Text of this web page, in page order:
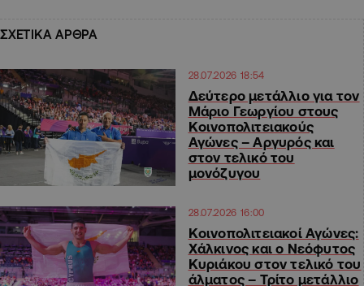
ΣΧΕΤΙΚΑ ΑΡΘΡΑ
28.07.2026 18:54
Δεύτερο μετάλλιο για τον
Μάριο Γεωργίου στους
Κοινοπολιτειακούς
Αγώνες – Αργυρός και
στον τελικό του
μονόζυγου
28.07.2026 16:00
Κοινοπολιτειακοί Αγώνες:
Χάλκινος και ο Νεόφυτος
Κυριάκου στον τελικό του
άλματος – Τρίτο μετάλλιο